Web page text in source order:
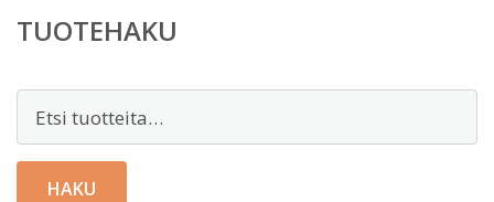
TUOTEHAKU
HAKU